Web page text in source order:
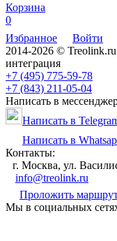
Корзина
0
Избранное
Войти
2014-2026 ©
интеграция
+7 (495) 775-59-78
+7 (843) 211-05-04
Написать в
Написать в
Написать в
Контакты:
г. Москва, ул.
info@treolink.ru
Проложить
Мы в социальных